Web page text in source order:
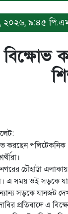
২০২৬, ৯:৪৫
বিক্ষোভ
করছেন পলিটেকনিক
চৌহাট্টা এলাকায়
এ সময় ওই সড়কে
সড়কে যানজট
প্রতিবাদে এ